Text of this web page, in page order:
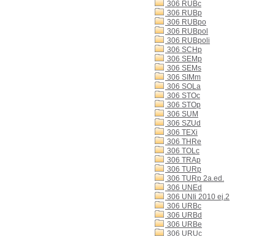
306 RUBc
306 RUBp
306 RUBpo
306 RUBpol
306 RUBpoli
306 SCHp
306 SEMp
306 SEMs
306 SIMm
306 SOLa
306 STOc
306 STOp
306 SUM
306 SZUd
306 TEXi
306 THRe
306 TOLc
306 TRAp
306 TURp
306 TURp 2a.ed.
306 UNEd
306 UNIi 2010 ej.2
306 URBc
306 URBd
306 URBe
306 URUc